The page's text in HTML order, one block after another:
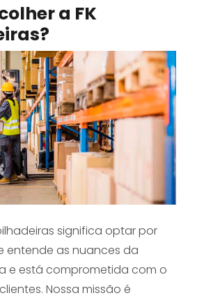
a FK
significa optar por
entende as nuances da
e está comprometida com o
Nossa missão é